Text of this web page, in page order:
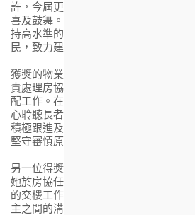
許，今屆更有兩位來自不同部門的同事
喜及鼓舞。房協會繼續以顧客為本，竭
持高水準的前線服務，以積極、正面及
民，致力建構和諧宜居的社區。」
獲獎的物業管理部申請組經理黃春麗服
責處理房協長者房屋項目「長者安居樂
配工作。在協助長者處理申請時，黃女
心聆聽長者的查詢，並嘗試代入長者的
積極跟進及提供可行的協助。與此同時
堅守審慎原則，以確保房屋資源得以合
另一位得獎者為物業發展及市場事務部
她於房協任職近三年，主要協助房協資
的交樓工作。除了為業主安排新單位的
主之間的溝通橋樑，陳女士不單處理業